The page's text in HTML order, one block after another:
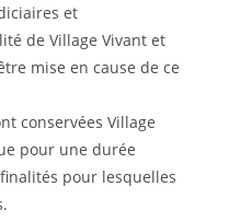
et
de Village Vivant et
mise en cause de ce
conservées Village
pour une durée
pour lesquelles